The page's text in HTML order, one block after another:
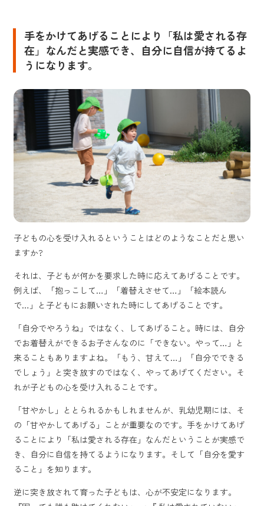
手をかけてあげることにより「私は愛される存
在」なんだと実感でき、自分に自信が持てるよ
うになります。
子どもの心を受け入れるということはどのようなことだと思い
ますか?
それは、子どもが何かを要求した時に応えてあげることです。
例えば、「抱っこして…」「着替えさせて…」「絵本読ん
で…」と子どもにお願いされた時にしてあげることです。
「自分でやろうね」ではなく、してあげること。時には、自分
でお着替えができるお子さんなのに「できない。やって…」と
来ることもありますよね。「もう、甘えて…」「自分でできる
でしょう」と突き放すのではなく、やってあげてください。そ
れが子どもの心を受け入れることです。
「甘やかし」ととられるかもしれませんが、乳幼児期には、そ
の「甘やかしてあげる」ことが重要なのです。手をかけてあげ
ることにより「私は愛される存在」なんだということが実感で
き、自分に自信を持てるようになります。そして「自分を愛す
ること」を知ります。
逆に突き放されて育った子どもは、心が不安定になります。